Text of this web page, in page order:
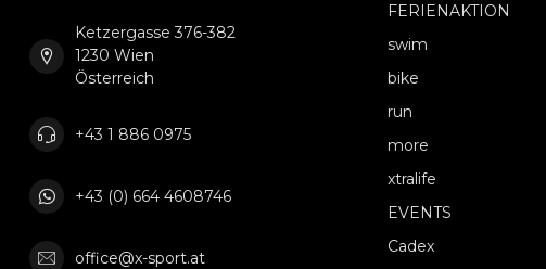
Ketzergasse 376-382
1230 Wien
Österreich
+43 1 886 0975
+43 (0) 664 4608746
office@x-sport.at
FERIENAKTION
swim
bike
run
more
xtralife
EVENTS
Cadex